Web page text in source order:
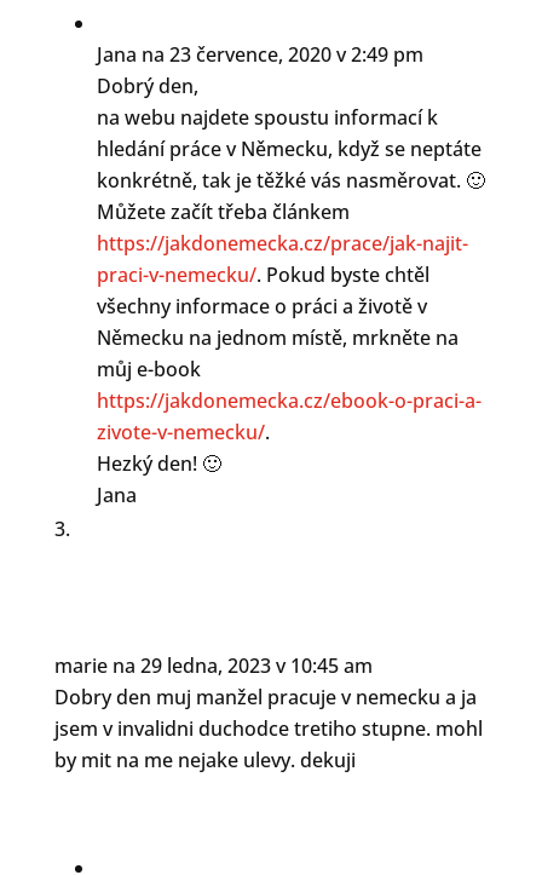
Jana na 23 července, 2020 v 2:49 pm
Dobrý den,
na webu najdete spoustu informací k
hledání práce v Německu, když se neptáte
konkrétně, tak je těžké vás nasměrovat. 🙂
Můžete začít třeba článkem
https://jakdonemecka.cz/prace/jak-najit-
praci-v-nemecku/. Pokud byste chtěl
všechny informace o práci a životě v
Německu na jednom místě, mrkněte na
můj e-book
https://jakdonemecka.cz/ebook-o-praci-a-
zivote-v-nemecku/.
Hezký den! 🙂
Jana
marie na 29 ledna, 2023 v 10:45 am
Dobry den muj manžel pracuje v nemecku a ja
jsem v invalidni duchodce tretiho stupne. mohl
by mit na me nejake ulevy. dekuji